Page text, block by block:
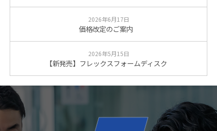
価格改定のご案内
2026年6月17日
【新発売】フレックスフォームディスク
2026年5月15日